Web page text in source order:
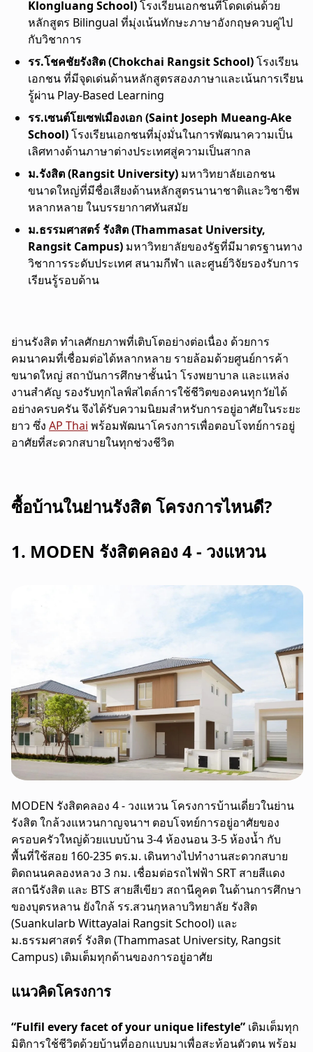
Klongluang School)โรงเรียนเอกชนที่โดดเด่นด้วย
หลักสูตร Bilingual ที่มุ่งเน้นทักษะภาษาอังกฤษควบคู่ไป
กับวิชาการ
รร.โชคชัยรังสิต (Chokchai Rangsit School)โรงเรียน
เอกชน ที่มีจุดเด่นด้านหลักสูตรสองภาษาและเน้นการเรียน
รู้ผ่าน Play-Based Learning
รร.เซนต์โยเซฟเมืองเอก (Saint Joseph Mueang-Ake
School)โรงเรียนเอกชนที่มุ่งมั่นในการพัฒนาความเป็น
เลิศทางด้านภาษาต่างประเทศสู่ความเป็นสากล
ม.รังสิต (Rangsit University) มหาวิทยาลัยเอกชน
ขนาดใหญ่ที่มีชื่อเสียงด้านหลักสูตรนานาชาติและวิชาชีพ
หลากหลาย ในบรรยากาศทันสมัย
ม.ธรรมศาสตร์ รังสิต (Thammasat University,
Rangsit Campus) มหาวิทยาลัยของรัฐที่มีมาตรฐานทาง
วิชาการระดับประเทศ สนามกีฬา และศูนย์วิจัยรองรับการ
เรียนรู้รอบด้าน
ย่านรังสิต ทำเลศักยภาพที่เติบโตอย่างต่อเนื่อง ด้วยการ
คมนาคมที่เชื่อมต่อได้หลากหลาย รายล้อมด้วยศูนย์การค้า
ขนาดใหญ่ สถาบันการศึกษาชั้นนำ โรงพยาบาล และแหล่ง
งานสำคัญ รองรับทุกไลฟ์สไตล์การใช้ชีวิตของคนทุกวัยได้
อย่างครบครัน จึงได้รับความนิยมสำหรับการอยู่อาศัยในระยะ
ยาว ซึ่ง AP Thai พร้อมพัฒนาโครงการเพื่อตอบโจทย์การอยู่
อาศัยที่สะดวกสบายในทุกช่วงชีวิต
ซื้อบ้านในย่านรังสิต โครงการไหนดี?
1. MODEN รังสิตคลอง 4 - วงแหวน
MODEN รังสิตคลอง 4 - วงแหวน โครงการบ้านเดี่ยวในย่าน
รังสิต ใกล้วงแหวนกาญจนาฯ ตอบโจทย์การอยู่อาศัยของ
ครอบครัวใหญ่ด้วยแบบบ้าน 3-4 ห้องนอน 3-5 ห้องน้ำ กับ
พื้นที่ใช้สอย 160-235 ตร.ม. เดินทางไปทำงานสะดวกสบาย
ติดถนนคลองหลวง 3 กม. เชื่อมต่อรถไฟฟ้า SRT สายสีแดง
สถานีรังสิต และ BTS สายสีเขียว สถานีคูคต ในด้านการศึกษา
ของบุตรหลาน ยังใกล้ รร.สวนกุหลาบวิทยาลัย รังสิต
(Suankularb Wittayalai Rangsit School) และ
ม.ธรรมศาสตร์ รังสิต (Thammasat University, Rangsit
Campus) เติมเต็มทุกด้านของการอยู่อาศัย
แนวคิดโครงการ
“Fulfil every facet of your unique lifestyle” เติมเต็มทุก
มิติการใช้ชีวิตด้วยบ้านที่ออกแบบมาเพื่อสะท้อนตัวตน พร้อม